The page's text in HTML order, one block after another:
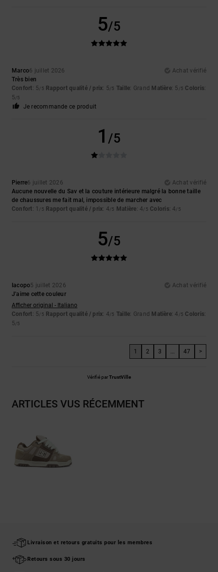
5/5
Marco6 juillet 2026
Achat vérifié
Très bien
Confort: 5/5 Rapport qualité / prix: 5/5 Taille: Grand Matière: 5 /5 Coloris:
5/5
Je recommande ce produit
1 /5
Pierre6 juillet 2026
Achat vérifié
Aucune nouvelle du Sav et la couture intérieure malgré la bonne taille
de chaussures me fait mal, impossible de marcher avec
Confort: 1 /5 Rapport qualité / prix: 4/5 Matière: 4/5 Coloris: 4/5
5/5
Iacopo5 juillet 2026
Achat vérifié
J'aime cette couleur
Afficher original - Italiano
Confort: 5/5 Rapport qualité / prix: 4/5 Taille: Grand Matière: 4 /5 Coloris:
5/5
1 2 3 ... 47 >
Vérifié parTrustVille
ARTICLES VUS RÉCEMMENT
Livraison et retours gratuits pour les membres
Retours sous 30 jours